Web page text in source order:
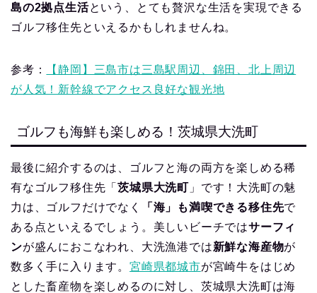
島の2拠点生活という、とても贅沢な生活を実現できる
ゴルフ移住先といえるかもしれませんね。
参考：
【静岡】三島市は三島駅周辺、錦田、北上周辺
が人気！新幹線でアクセス良好な観光地
ゴルフも海鮮も楽しめる！茨城県大洗町
最後に紹介するのは、ゴルフと海の両方を楽しめる稀
有なゴルフ移住先「茨城県大洗町 」です！大洗町の魅
力は、ゴルフだけでなく
「海」も満喫できる移住先で
ある点といえるでしょう。美しいビーチではサーフィ
ンが盛んにおこなわれ、大洗漁港では新鮮な海産物が
数多く手に入ります。 宮崎県都城市が宮崎牛をはじめ
とした畜産物を楽しめるのに対し、茨城県大洗町は海